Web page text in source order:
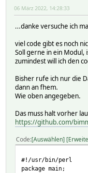
06 März 2022, 14:28:33
...danke versuche ich
viel code gibt es noch
Soll gerne in ein Modul,
zumindest will ich den
Bisher rufe ich nur die
dann an fhem.
Wie oben angegeben.
Das muss halt vorher
https://github.com/
Code Auswählen
#!/usr/bin/perl
package main;